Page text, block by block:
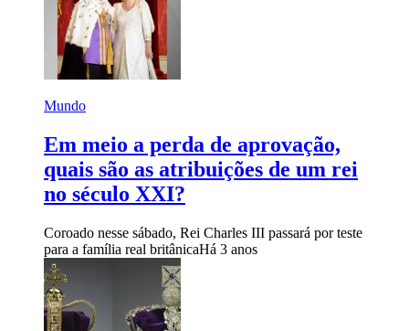
Mundo
Em meio a perda de aprovação,
quais são as atribuições de um rei
no século XXI?
Coroado nesse sábado, Rei Charles III passará por teste
para a família real britânicaHá 3 anos